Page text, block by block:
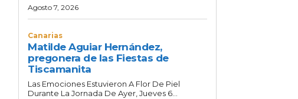
Agosto 7, 2026
Canarias
Matilde Aguiar Hernández,
pregonera de las Fiestas de
Tiscamanita
Las Emociones Estuvieron A Flor De Piel
Durante La Jornada De Ayer, Jueves 6...